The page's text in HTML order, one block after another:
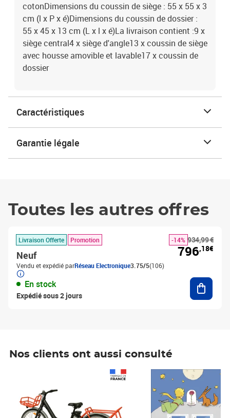
cotonDimensions du coussin de siège : 55 x 55 x 3
cm (l x P x é)Dimensions du coussin de dossier :
55 x 45 x 13 cm (L x l x é)La livraison contient :9 x
siège central4 x siège d'angle13 x coussin de siège
avec housse amovible et lavable17 x coussin de
dossier
Caractéristiques
Garantie légale
Toutes les autres offres
Livraison Offerte Promotion
Neuf
Vendu et expédié parRéseau Electronique3.75/5(106)
En stock
Expédié sous 2 jours
934,99 €
-14%
796,18€
Nos clients ont aussi consulté
Prix 7,50€